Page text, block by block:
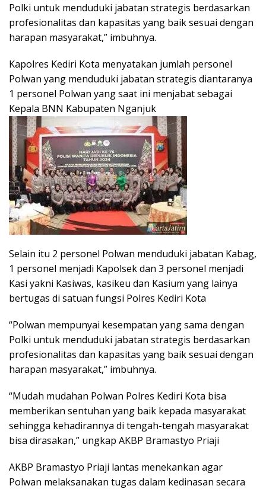
Polki untuk menduduki jabatan strategis berdasarkan
profesionalitas dan kapasitas yang baik sesuai dengan
harapan masyarakat,” imbuhnya.
Kapolres Kediri Kota menyatakan jumlah personel
Polwan yang menduduki jabatan strategis diantaranya
1 personel Polwan yang saat ini menjabat sebagai
Kepala BNN Kabupaten Nganjuk
Selain itu 2 personel Polwan menduduki jabatan Kabag,
1 personel menjadi Kapolsek dan 3 personel menjadi
Kasi yakni Kasiwas, kasikeu dan Kasium yang lainya
bertugas di satuan fungsi Polres Kediri Kota
“Polwan mempunyai kesempatan yang sama dengan
Polki untuk menduduki jabatan strategis berdasarkan
profesionalitas dan kapasitas yang baik sesuai dengan
harapan masyarakat,” imbuhnya.
“Mudah mudahan Polwan Polres Kediri Kota bisa
memberikan sentuhan yang baik kepada masyarakat
sehingga kehadirannya di tengah-tengah masyarakat
bisa dirasakan,” ungkap AKBP Bramastyo Priaji
AKBP Bramastyo Priaji lantas menekankan agar
Polwan melaksanakan tugas dalam kedinasan secara